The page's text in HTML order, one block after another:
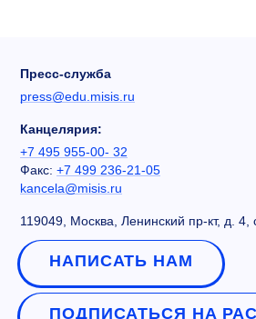
Пресс-служба
press@edu.misis.ru
Канцелярия:
+7 495 955-00- 32
Факс: +7 499 236-21-05
kancela@misis.ru
119049, Москва, Ленинский пр-кт, д. 4,
НАПИСАТЬ НАМ
ПОДПИСАТЬСЯ НА